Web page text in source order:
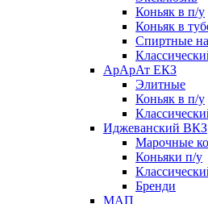
Коньяк в п/у
Коньяк в
Спиртные
АрАрАт ЕКЗ
Элитные
Коньяк в п/у
Иджеванский ВКЗ
Марочные
Коньяки п/у
Бренди
МАП